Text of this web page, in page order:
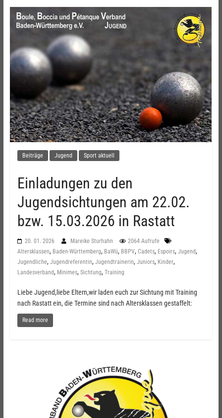
Beiträge Jugend Sport aktuell
Einladungen zu den
Jugendsichtungen am 22.02.
bzw. 15.03.2026 in Rastatt
20. 01. 2026 Mareike Sturhahn
2064 Aufrufe
Altersklassen, Baden-Württemberg, BaWü, BBPV, Cadets, Espoirs, Jugend,
Jugendliche, Jugendreferentin, Jugendtrainerin, Juniors, Kinder,
Landesverband, Minimes, Sichtung, Training
Liebe Jugend,liebe Eltern,wir laden euch zur Sichtung mit Training
nach Rastatt ein, die Termine sind nach Altersklassen gestaffelt:
Read more